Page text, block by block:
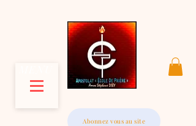
Abonnez vous au site